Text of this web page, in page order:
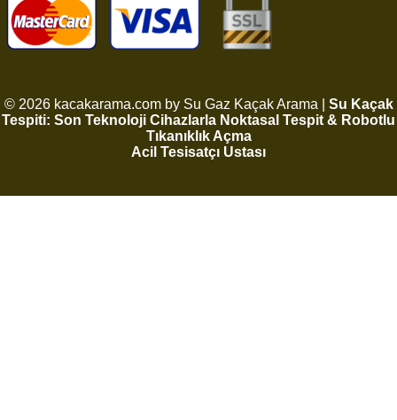
© 2026 kacakarama.com by Su Gaz Kaçak Arama | Su Kaçak
Tespiti: Son Teknoloji Cihazlarla Noktasal Tespit & Robotlu
Tıkanıklık Açma
Acil Tesisatçı Ustası